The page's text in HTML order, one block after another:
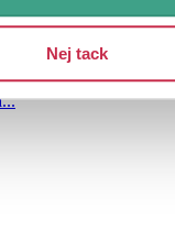
Nej tack
Ica betalat ut
och avgifter
egna kort där vi som